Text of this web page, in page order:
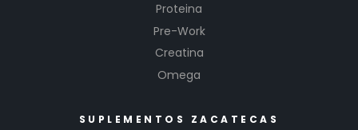
Proteina
Pre-Work
Creatina
Omega
SUPLEMENTOS ZACATECAS